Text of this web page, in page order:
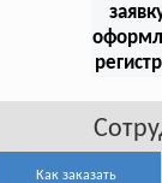
Как заказать